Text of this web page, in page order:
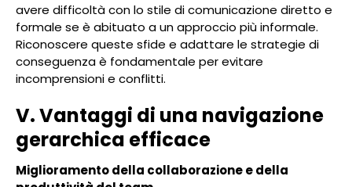
avere difficoltà con lo stile di comunicazione diretto e
formale se è abituato a un approccio più informale.
Riconoscere queste sfide e adattare le strategie di
conseguenza è fondamentale per evitare
incomprensioni e conflitti.
V. Vantaggi di una navigazione
gerarchica efficace
Miglioramento della collaborazione e della